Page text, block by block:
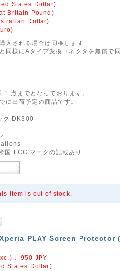
States Dollar)
Britain Pound)
Dollar)
入される場合は同梱します。
同様にAタイプ変換コネクタを無償で同
1 点までとなっております。
に出荷予定の商品です。
ク DK300
FCC マークの記載あり
item is out of stock.
PLAY Screen Protector
：950 JPY
States Dollar)